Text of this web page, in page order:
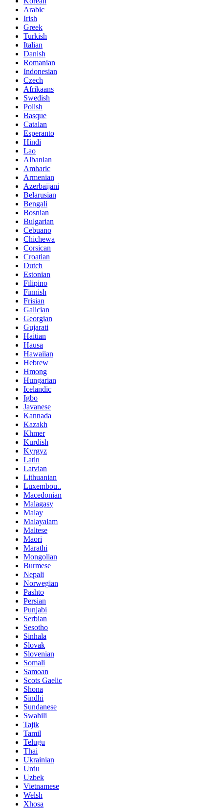
Arabic
Irish
Greek
Turkish
Italian
Danish
Romanian
Indonesian
Czech
Afrikaans
Swedish
Polish
Basque
Catalan
Esperanto
Hindi
Lao
Albanian
Amharic
Armenian
Azerbaijani
Belarusian
Bengali
Bosnian
Bulgarian
Cebuano
Chichewa
Corsican
Croatian
Dutch
Estonian
Filipino
Finnish
Frisian
Galician
Georgian
Gujarati
Haitian
Hausa
Hawaiian
Hebrew
Hmong
Hungarian
Icelandic
Igbo
Javanese
Kannada
Kazakh
Khmer
Kurdish
Kyrgyz
Latin
Latvian
Lithuanian
Luxembou..
Macedonian
Malagasy
Malay
Malayalam
Maltese
Maori
Marathi
Mongolian
Burmese
Nepali
Norwegian
Pashto
Persian
Punjabi
Serbian
Sesotho
Sinhala
Slovak
Slovenian
Somali
Samoan
Scots Gaelic
Shona
Sindhi
Sundanese
Swahili
Tajik
Tamil
Telugu
Thai
Ukrainian
Urdu
Uzbek
Vietnamese
Welsh
Xhosa